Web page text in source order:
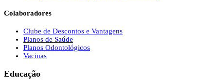
Colaboradores
Clube de Descontos e Vantagens
Planos de Saúde
Planos Odontológicos
Vacinas
Educação